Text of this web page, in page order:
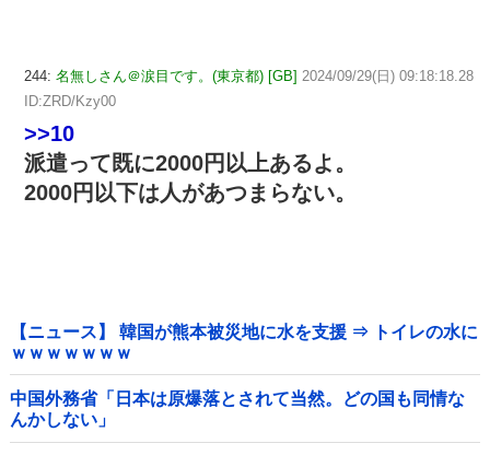
244: 名無しさん＠涙目です。(東京都) [GB] 2024/09/29(日) 09:18:18.28
ID:ZRD/Kzy00
>>10
派遣って既に2000円以上あるよ。
2000円以下は人があつまらない。
【ニュース】 韓国が熊本被災地に水を支援 ⇒ トイレの水に
ｗｗｗｗｗｗｗ
中国外務省「日本は原爆落とされて当然。どの国も同情な
んかしない」